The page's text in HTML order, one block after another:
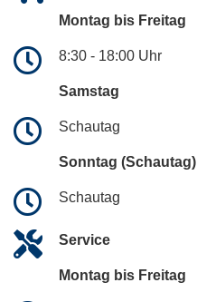
Montag bis Freitag
8:30 - 18:00 Uhr
Samstag
Schautag
Sonntag (Schautag)
Schautag
Service
Montag bis Freitag